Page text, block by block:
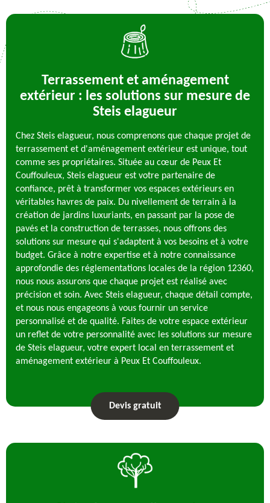
Terrassement et aménagement
extérieur : les solutions sur mesure de
Steis elagueur
Chez Steis elagueur, nous comprenons que chaque projet de
terrassement et d'aménagement extérieur est unique, tout
comme ses propriétaires. Située au cœur de Peux Et
Couffouleux, Steis elagueur est votre partenaire de
confiance, prêt à transformer vos espaces extérieurs en
véritables havres de paix. Du nivellement de terrain à la
création de jardins luxuriants, en passant par la pose de
pavés et la construction de terrasses, nous offrons des
solutions sur mesure qui s'adaptent à vos besoins et à votre
budget. Grâce à notre expertise et à notre connaissance
approfondie des réglementations locales de la région 12360,
nous nous assurons que chaque projet est réalisé avec
précision et soin. Avec Steis elagueur, chaque détail compte,
et nous nous engageons à vous fournir un service
personnalisé et de qualité. Faites de votre espace extérieur
un reflet de votre personnalité avec les solutions sur mesure
de Steis elagueur, votre expert local en terrassement et
aménagement extérieur à Peux Et Couffouleux.
Devis gratuit